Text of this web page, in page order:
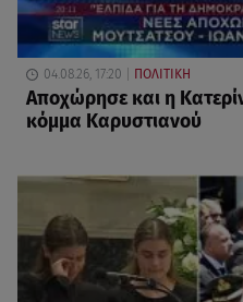
04.08.26, 17:20 ΠΟΛΙΤΙΚΗ
Αποχώρησε και η
κόμμα Καρυστιανού